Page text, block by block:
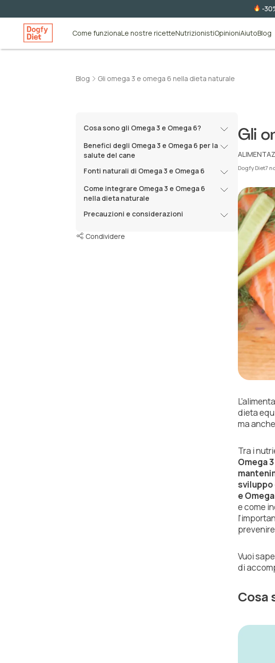
-
Come funzionaLe nostre ricetteNutrizionistiOpinioniAiutoBlog
Blog Gli omega 3 e omega 6 nella dieta naturale
Cosa sono gli Omega 3 e Omega 6?
Benefici degli Omega 3 e Omega 6 per la
salute del cane
Fonti naturali di Omega 3 e Omega 6
Come integrare Omega 3 e Omega 6
nella dieta naturale
Precauzioni e considerazioni
Condividere
Gli
Dogfy Diet7
dieta
ma
Tra i
Omega
e
e come
Vuoi
di
Cosa